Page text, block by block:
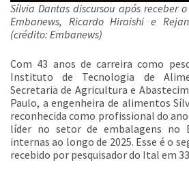
Sílvia Dantas discursou após receber
Embanews, Ricardo Hiraishi e
(crédito: Embanews)
Com 43 anos de carreira como
Instituto de Tecnologia de
Secretaria de Agricultura e
Paulo, a engenheira de alimentos
reconhecida como profissional do
líder no setor de embalagens no
internas ao longo de 2025. Esse é o
recebido por pesquisador do Ital em